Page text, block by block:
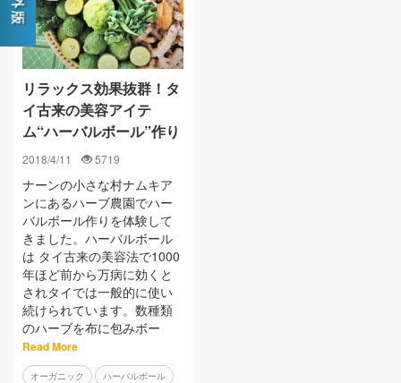
リラックス効果抜群！タ
イ古来の美容アイテ
ム“ハーバルボール”作り
2018/4/11 5719
ナーンの小さな村ナムキア
ンにあるハーブ農園でハー
バルボール作りを体験して
きました。ハーバルボール
は タイ古来の美容法で1000
年ほど前から万病に効くと
されタイでは一般的に使い
続けられています。数種類
のハーブを布に包みボー
Read More
オーガニック ハーバルボール